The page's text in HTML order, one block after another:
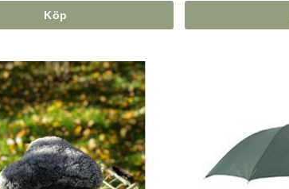
Köp